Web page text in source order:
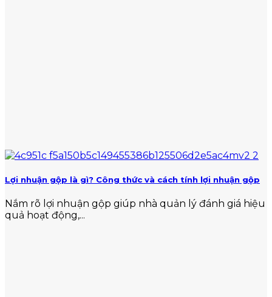
Lợi nhuận gộp là gì? Công thức và cách tính lợi nhuận gộp
Nắm rõ lợi nhuận gộp giúp nhà quản lý đánh giá hiệu
quả hoạt động,...